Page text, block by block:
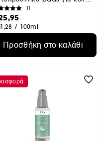
11
/ 100ml
Προσθήκη στο καλάθι